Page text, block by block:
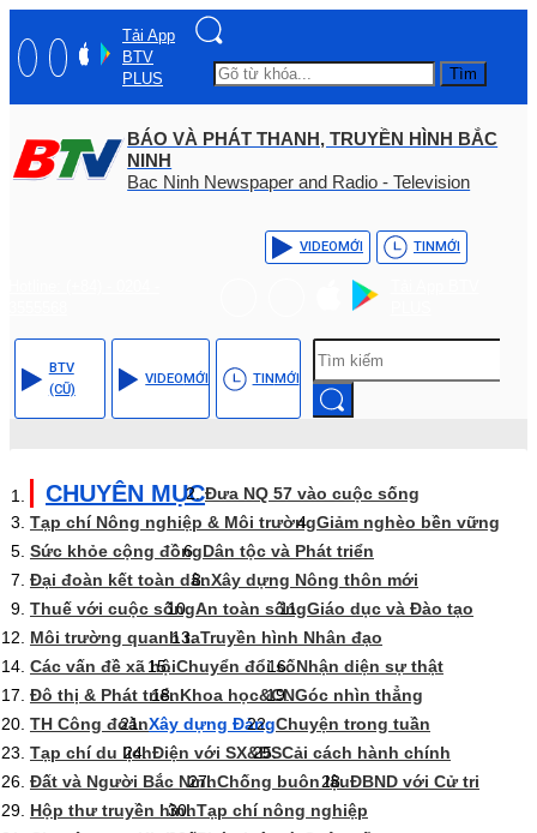
Tải App
BTV
PLUS
Tìm
BÁO VÀ PHÁT THANH, TRUYỀN HÌNH BẮC
NINH
Bac Ninh Newspaper and Radio - Television
VIDEOMỚI TINMỚI
BTV
(CŨ)
VIDEOMỚI TINMỚI
CHUYÊN MỤCĐưa NQ 57 vào cuộc sống
Tạp chí Nông nghiệp & Môi trườngGiảm nghèo bền vững
Sức khỏe cộng đồngDân tộc và Phát triển
Đại đoàn kết toàn dânXây dựng Nông thôn mới
Thuế với cuộc sốngAn toàn sốngGiáo dục và Đào tạo
Môi trường quanh taTruyền hình Nhân đạo
Các vấn đề xã hộiChuyển đổi sốNhận diện sự thật
Đô thị & Phát triểnKhoa học&CNGóc nhìn thẳng
TH Công đoànXây dựng ĐảngChuyện trong tuần
Tạp chí du lịchĐiện với SX&ĐSCải cách hành chính
Đất và Người Bắc NinhChống buôn lậuĐBND với Cử tri
Hộp thư truyền hìnhTạp chí nông nghiệp